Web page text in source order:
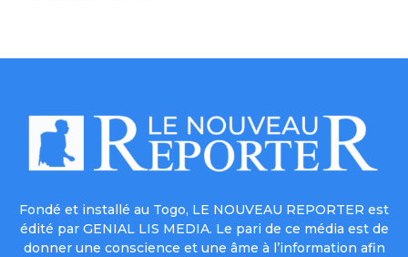
Fondé et installé au Togo, LE NOUVEAU REPORTER est
édité par GENIAL LIS MEDIA. Le pari de ce média est de
donner une conscience et une âme à l’information afin